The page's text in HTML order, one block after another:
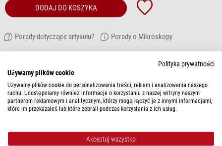
DODAJ DO KOSZYKA
Porady dotyczące artykułu? Porady o Mikroskopy
Polarizing kit (2-piece) (GM-168)
Polityka prywatności
Używamy plików cookie
Używamy plików cookie do personalizowania treści, reklam i analizowania naszego
ruchu. Udostępniamy również informacje o korzystaniu z naszej witryny naszym
partnerom reklamowym i analitycznym, którzy mogą łączyć je z innymi informacjami,
które im przekazałeś lub które zebrali podczas korzystania z ich usług.
Akceptuj wszystko